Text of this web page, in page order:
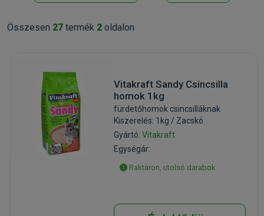
Összesen 27 termék 2 oldalon
Vitakraft Sandy Csincsilla
homok 1kg
fürdetőhomok csincsilláknak
Kiszerelés: 1kg / Zacskó
Gyártó: Vitakraft
Egységár:
Raktáron, utolsó darabok